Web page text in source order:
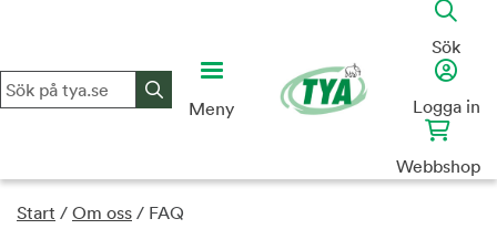
content
Meny
Sök
Logga in
Webbshop
Start / Om oss / FAQ